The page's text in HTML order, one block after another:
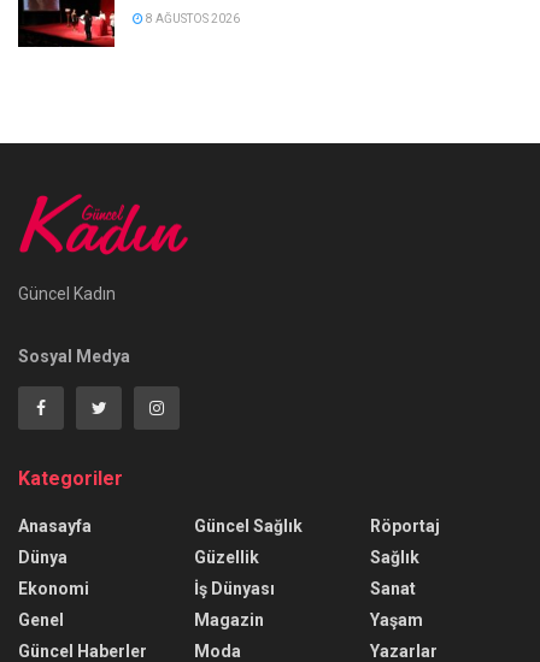
8 AĞUSTOS 2026
Güncel Kadın
Sosyal Medya
Kategoriler
Anasayfa
Dünya
Ekonomi
Genel
Güncel Haberler
Güncel Sağlık
Güzellik
İş Dünyası
Magazin
Moda
Röportaj
Sağlık
Sanat
Yaşam
Yazarlar